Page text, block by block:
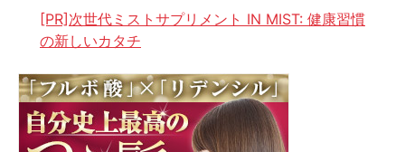
[PR]次世代ミストサプリメント IN MIST: 健康習慣
の新しいカタチ